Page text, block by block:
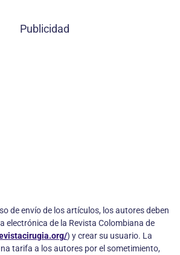
Publicidad
de envío de los artículos, los autores deben
electrónica de la Revista Colombiana de
) y crear su usuario. La
tarifa a los autores por el sometimiento,